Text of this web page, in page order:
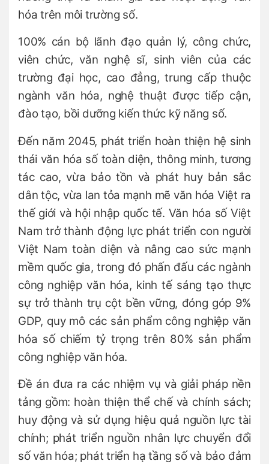
hóa trên môi trường số.
100% cán bộ lãnh đạo quản lý, công chức,
viên chức, văn nghệ sĩ, sinh viên của các
trường đại học, cao đẳng, trung cấp thuộc
ngành văn hóa, nghệ thuật được tiếp cận,
đào tạo, bồi dưỡng kiến thức kỹ năng số.
Đến năm 2045, phát triển hoàn thiện hệ sinh
thái văn hóa số toàn diện, thông minh, tương
tác cao, vừa bảo tồn và phát huy bản sắc
dân tộc, vừa lan tỏa mạnh mẽ văn hóa Việt ra
thế giới và hội nhập quốc tế. Văn hóa số Việt
Nam trở thành động lực phát triển con người
Việt Nam toàn diện và nâng cao sức mạnh
mềm quốc gia, trong đó phấn đấu các ngành
công nghiệp văn hóa, kinh tế sáng tạo thực
sự trở thành trụ cột bền vững, đóng góp 9%
GDP, quy mô các sản phẩm công nghiệp văn
hóa số chiếm tỷ trọng trên 80% sản phẩm
công nghiệp văn hóa.
Đề án đưa ra các nhiệm vụ và giải pháp nền
tảng gồm: hoàn thiện thể chế và chính sách;
huy động và sử dụng hiệu quả nguồn lực tài
chính; phát triển nguồn nhân lực chuyển đổi
số văn hóa; phát triển hạ tầng số và bảo đảm